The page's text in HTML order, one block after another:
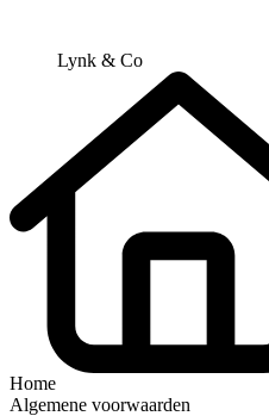
Lynk & Co
Home
Algemene voorwaarden